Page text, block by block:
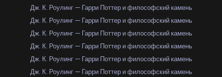
Дж. К. Роулинг — Гарри Поттер и философский камень
Дж. К. Роулинг — Гарри Поттер и философский камень
Дж. К. Роулинг — Гарри Поттер и философский камень
Дж. К. Роулинг — Гарри Поттер и философский камень
Дж. К. Роулинг — Гарри Поттер и философский камень
Дж. К. Роулинг — Гарри Поттер и философский камень